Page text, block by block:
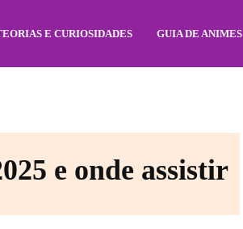
E CURIOSIDADES GUIA DE ANIMES
e onde assistir